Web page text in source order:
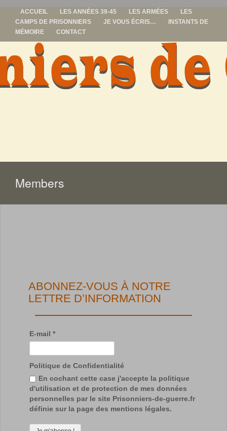
ACCUEIL LES ANNÉES 39-45 LES ARMÉES
LES
CAMPS DE PRISONNIERS
JE VOUS ÉCRIS…
INSTANTS DE
MÉMOIRE
CONTACT
prisonniers de
Members
ABONNEZ-VOUS À NOTRE
LETTRE D’INFORMATION
E-mail *
Politique de Confidentialité
En cochant cette case j'accepte la politique
d'utilisation et de protection de mes données
personnelles par le site Prisonniers-de-guerre.fr
définie sur la page des mentions légales.